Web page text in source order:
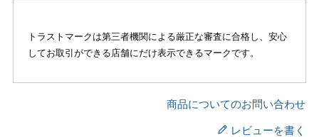
トラストマークは第三者機関による厳正な審査に合格し、安心
してお取引ができる店舗にだけ表示できるマークです。
商品についてのお問い合わせ
レビューを書く